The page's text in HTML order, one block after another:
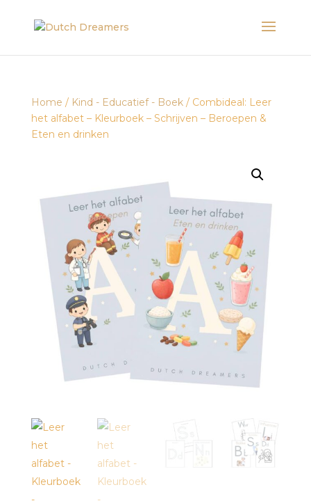
Home / Kind - Educatief - Boek/ Combideal: Leer
het alfabet – Kleurboek – Schrijven – Beroepen &
Eten en drinken